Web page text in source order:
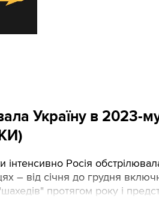
Україну в 2023-
інтенсивно Росія
– від січня до грудня
"шахедів" протягом року і